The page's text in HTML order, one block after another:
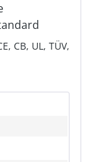
CB, UL, TÜV,